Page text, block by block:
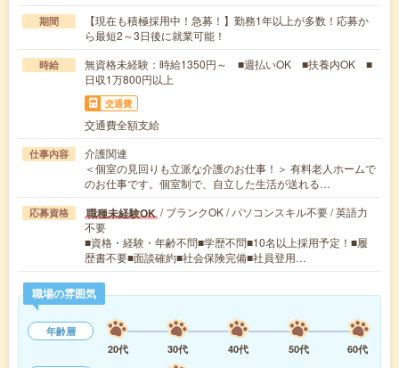
期間
【現在も積極採用中！急募！】勤務1年以上が多数！応募か
ら最短2～3日後に就業可能！
時給
無資格未経験：時給1350円～ ■週払いOK ■扶養内OK ■
日収1万800円以上
交通費
交通費全額支給
仕事内容
介護関連
＜個室の見回りも立派な介護のお仕事！＞ 有料老人ホームで
のお仕事です。個室制で、自立した生活が送れる…
応募資格 職種未経験OK / ブランクOK / パソコンスキル不要 / 英語力
不要
■資格・経験・年齢不問■学歴不問■10名以上採用予定！■履
歴書不要■面談確約■社会保険完備■社員登用…
職場の雰囲気
年齢層
20代
30代 40代 50代
60代